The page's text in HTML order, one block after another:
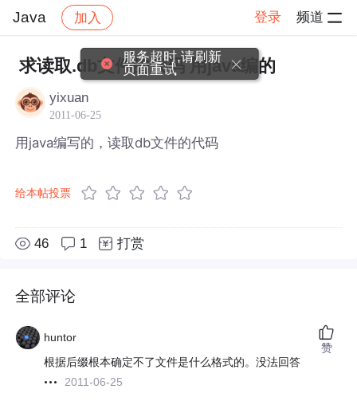
Java 加入 登录 频道
社区 Java 帖子详情
求读取.db文件的代码 用java编的
yixuan
2011-06-25
用java编写的，读取db文件的代码
给本帖投票
46 1 打赏
全部评论
huntor
根据后缀根本确定不了文件是什么格式的。没法回答
2011-06-25
赞
服务超时,请刷新
页面重试